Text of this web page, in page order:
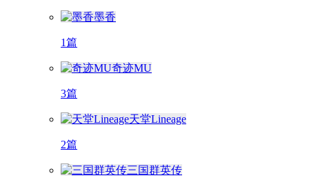
墨香
1篇
奇迹MU
3篇
天堂Lineage
2篇
三国群英传